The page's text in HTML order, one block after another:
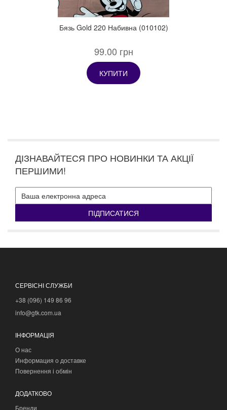
Бязь Gold 220 Набивна (010102)
99.00 грн
КУПИТИ
ДІЗНАВАЙТЕСЯ ПРО НОВИНКИ ТА АКЦІЇ
ПЕРШИМИ!
ПІДПИСАТИСЯ
СЕРВІСНІ СЛУЖБИ
+38 (096) 149 86 96
info@gtk.com.ua
ІНФОРМАЦІЯ
О нас
Информация о доставке
Повернення і обмін
ДОДАТКОВО
Бренди